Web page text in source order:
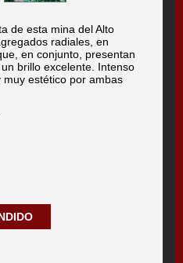
de esta mina del Alto
radiales, en
en conjunto, presentan
brillo excelente. Intenso
estético por ambas